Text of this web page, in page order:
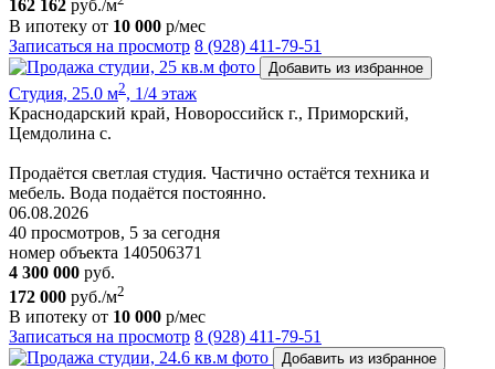
162 162 руб./м
В ипотеку от 10 000 р/мес
Записаться на просмотр 8 (928) 411-79-51
Добавить из избранное
Студия, 25.0 м2, 1/4 этаж
Краснодарский край, Новороссийск г., Приморский,
Цемдолина с.
Продаётся светлая студия. Частично остаётся техника и
мебель. Вода подаётся постоянно.
06.08.2026
40 просмотров, 5 за сегодня
номер объекта 140506371
4 300 000 руб.
172 000 руб./м2
В ипотеку от 10 000 р/мес
Записаться на просмотр 8 (928) 411-79-51
Добавить из избранное